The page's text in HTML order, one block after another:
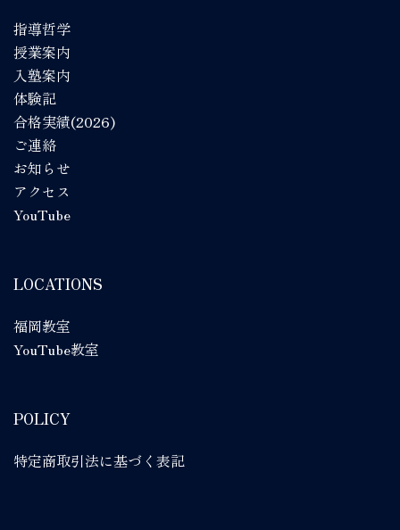
指導哲学
授業案内
入塾案内
体験記
合格実績(2026)
ご連絡
お知らせ
アクセス
YouTube
LOCATIONS
福岡教室
YouTube教室
POLICY
特定商取引法に基づく表記